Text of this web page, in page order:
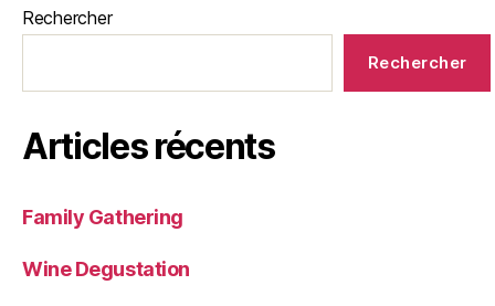
Rechercher
Rechercher
Articles récents
Family Gathering
Wine Degustation